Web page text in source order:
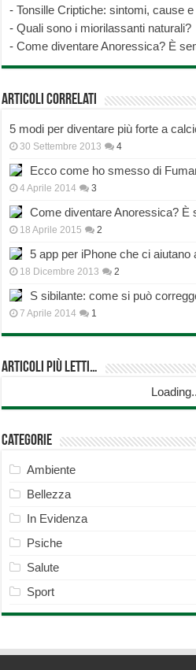
-Tonsille Criptiche: sintomi, cause
-Quali sono i miorilassanti naturali?
-Come diventare Anoressica? È
Articoli correlati
5 modi per diventare più forte a
30 Settembre 2013 4
Ecco come ho smesso di
4 Aprile 2014 3
Come diventare Anoressica? È
18 Aprile 2015 2
5 app per iPhone che ci aiutano
18 Dicembre 2013 2
S sibilante: come si può
7 Aprile 2014 1
Articoli più Letti…
Categorie
Ambiente
Bellezza
In Evidenza
Psiche
Salute
Sport